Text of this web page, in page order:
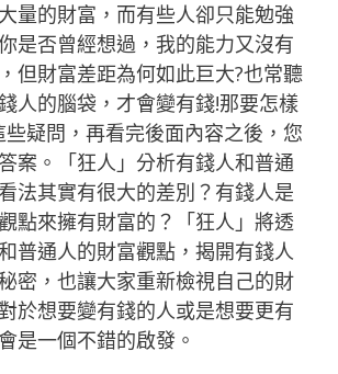
量的財富，而有些人卻只能勉強
是否曾經想過，我的能力又沒有
但財富差距為何如此巨大?也常聽
人的腦袋，才會變有錢!那要怎樣
些疑問，再看完後面內容之後，您
案。「狂人」分析有錢人和普通
法其實有很大的差別？有錢人是
點來擁有財富的？「狂人」將透
普通人的財富觀點，揭開有錢人
密，也讓大家重新檢視自己的財
於想要變有錢的人或是想要更有
是一個不錯的啟發。